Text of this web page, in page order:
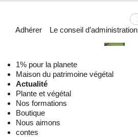
Adhérer Le conseil d’administration
1% pour la planete
Maison du patrimoine végétal
Actualité
Plante et végétal
Nos formations
Boutique
Nous aimons
contes